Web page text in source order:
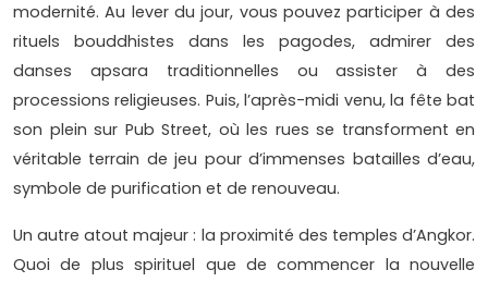
modernité. Au lever du jour, vous pouvez participer à des
rituels bouddhistes dans les pagodes, admirer des
danses apsara traditionnelles ou assister à des
processions religieuses. Puis, l’après-midi venu, la fête bat
son plein sur Pub Street, où les rues se transforment en
véritable terrain de jeu pour d’immenses batailles d’eau,
symbole de purification et de renouveau.
Un autre atout majeur : la proximité des temples d’Angkor.
Quoi de plus spirituel que de commencer la nouvelle